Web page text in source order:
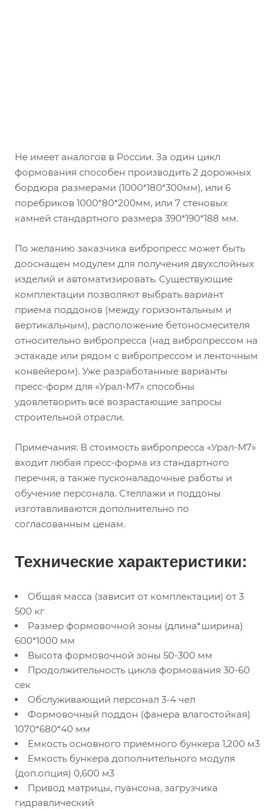
Не имеет аналогов в России. За один цикл
формования способен производить 2 дорожных
бордюра размерами (1000*180*300мм), или 6
поребриков 1000*80*200мм, или 7 стеновых
камней стандартного размера 390*190*188 мм.
По желанию заказчика вибропресс может быть
дооснащен модулем для получения двухслойных
изделий и автоматизировать. Существующие
комплектации позволяют выбрать вариант
приема поддонов (между горизонтальным и
вертикальным), расположение бетоносмесителя
относительно вибропресса (над вибропрессом на
эстакаде или рядом с вибропрессом и ленточным
конвейером). Уже разработанные варианты
пресс-форм для «Урал-М7» способны
удовлетворить всё возрастающие запросы
строительной отрасли.
Примечания: В стоимость вибропресса «Урал-М7»
входит любая пресс-форма из стандартного
перечня, а также пусконаладочные работы и
обучение персонала. Стеллажи и поддоны
изготавливаются дополнительно по
согласованным ценам.
Технические характеристики:
Общая масса (зависит от комплектации) от 3
500 кг
Размер формовочной зоны (длина*ширина)
600*1000 мм
Высота формовочной зоны 50-300 мм
Продолжительность цикла формования 30-60
сек
Обслуживающий персонал 3-4 чел
Формовочный поддон (фанера влагостойкая)
1070*680*40 мм
Емкость основного приемного бункера 1,200 м3
Емкость бункера дополнительного модуля
(доп.опция) 0,600 м3
Привод матрицы, пуансона, загрузчика
гидравлический